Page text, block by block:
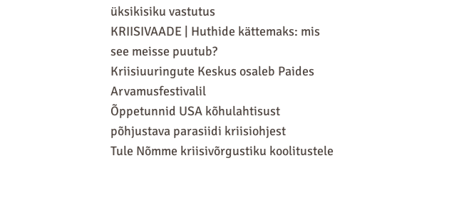
üksikisiku vastutus
KRIISIVAADE | Huthide kättemaks: mis
see meisse puutub?
Kriisiuuringute Keskus osaleb Paides
Arvamusfestivalil
Õppetunnid USA kõhulahtisust
põhjustava parasiidi kriisiohjest
Tule Nõmme kriisivõrgustiku koolitustele